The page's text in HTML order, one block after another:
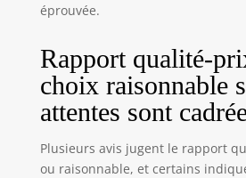
éprouvée.
Rapport qualité-
choix raisonnable
attentes sont
Plusieurs avis jugent le rapport
ou raisonnable, et certains